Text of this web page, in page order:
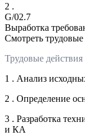
2 .
G/02.7
Выработка
Смотреть
Трудовые действия
1 . Анализ
2 . Определение
3 . Разработка
и КА